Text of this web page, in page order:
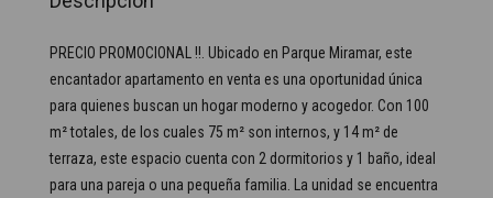
PRECIO PROMOCIONAL !!. Ubicado en Parque Miramar, este
encantador apartamento en venta es una oportunidad única
para quienes buscan un hogar moderno y acogedor. Con 100
m² totales, de los cuales 75 m² son internos, y 14 m² de
terraza, este espacio cuenta con 2 dormitorios y 1 baño, ideal
para una pareja o una pequeña familia. La unidad se encuentra